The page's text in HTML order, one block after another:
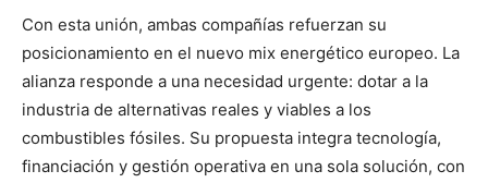
Con esta unión, ambas compañías refuerzan su
posicionamiento en el nuevo mix energético europeo. La
alianza responde a una necesidad urgente: dotar a la
industria de alternativas reales y viables a los
combustibles fósiles. Su propuesta integra tecnología,
financiación y gestión operativa en una sola solución, con